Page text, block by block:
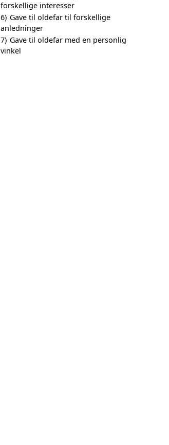
forskellige interesser
6) Gave til oldefar til forskellige
anledninger
7) Gave til oldefar med en personlig
vinkel